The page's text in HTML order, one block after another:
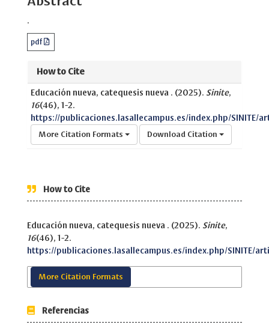
.
pdf
How to Cite
Educación nueva, catequesis nueva . (2025). Sinite,
16(46), 1-2.
https://publicaciones.lasallecampus.es/index.php/SINITE/
More Citation Formats Download Citation
How to Cite
Educación nueva, catequesis nueva . (2025). Sinite,
16(46), 1-2.
https://publicaciones.lasallecampus.es/index.php/SINITE/
More Citation Formats
Referencias